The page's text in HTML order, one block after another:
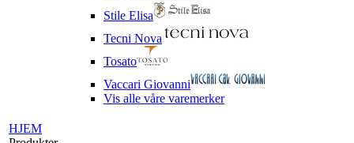
Stile Elisa
Tecni Nova
Tosato
Vaccari Giovanni
Vis alle våre varemerker
HJEM